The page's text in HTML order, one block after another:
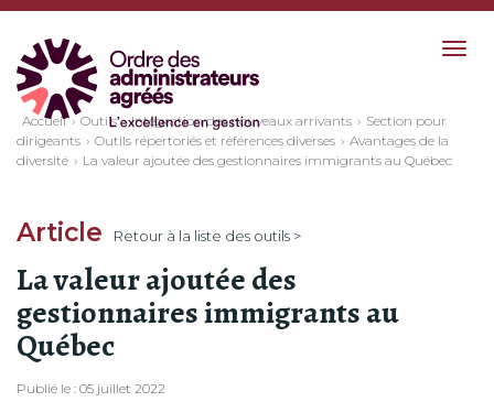
Accueil Outils Intégration des nouveaux arrivants
Section pour
dirigeants
Outils répertoriés et références diverses
Avantages de la
diversité
La valeur ajoutée des gestionnaires immigrants au Québec
Article Retour à la liste des outils >
La valeur ajoutée des
gestionnaires immigrants au
Québec
Publié le : 05 juillet 2022